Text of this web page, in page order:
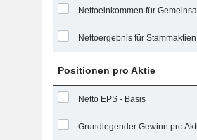
Positionen pro Aktie
Netto EPS - Basis